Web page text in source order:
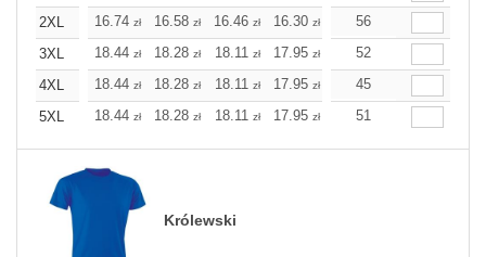
2XL
16.74 zł 16.58 zł 16.46 zł 16.30 zł 16.14
56
3XL
18.44 zł 18.28 zł 18.11 zł 17.95 zł 17.79
52
4XL
18.44 zł 18.28 zł 18.11 zł 17.95 zł 17.79
45
5XL
18.44 zł 18.28 zł 18.11 zł 17.95 zł 17.79
51
Królewski